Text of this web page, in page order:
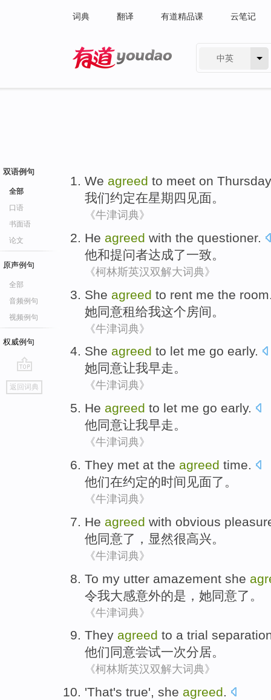
词典 翻译 有道精品课 云笔记
中英
双语例句
全部
口语
书面语
论文
原声例句
全部
音频例句
视频例句
权威例句
go
top
返回词典
We agreed to meet on Thursday
我们约定在星期四 见面。
《牛津词典》
He agreed with the questioner.
他和提问者达成了一致。
《柯林斯英汉双解大词典》
She agreed to rent me the room
她同意租给我这个房间 。
《牛津词典》
She agreed to let me go early.
她同意让我早走。
《牛津词典》
He agreed to let me go early.
他同意让我早走。
《牛津词典》
They met at the agreed time.
他们在约定的时间 见面了 。
《牛津词典》
He agreed with obvious
他同意了， 显然很高兴。
《牛津词典》
To my utter amazement she
令我大感意外的是， 她同意了。
《牛津词典》
They agreed to a trial
他们 同意尝试一次分居。
《柯林斯英汉双解大词典》
'That's true', she agreed.